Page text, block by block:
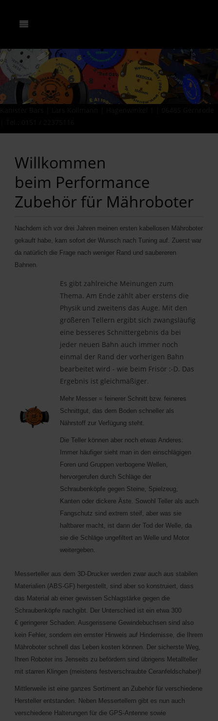
Willkommen
beim Performance
Zubehör für Mähroboter
Nachdem ich vor drei Jahren meinen ersten kabellosen Mähroboter
gekauft habe, kam sofort der Wunsch nach Tuning auf. Zuerst war
da natürlich die Frage nach weniger Rand und saubereren
Bahnen.
Es gibt zahlreiche Meinungen zum
Thema. Am Ende zählt aber erstens die
Physik und zweitens das Auge. Mit den
größeren Tellern ergibt sich zwangsläufig
eine besseres Schnittergebnis da bei
jeder neuen Bahn auch immer noch
einmal der Rand der vorherigen Bahn
bearbeitet wird - wie beim Frisör :-D. Das
Ergebnis ist gleichmäßiger.
Mehr Messer = feinerer Schnitt bzw. feineres
Schnittgut, das dem Boden schneller als
Nährstoff zur Verfügung steht.
Die Teller können aber noch etwas Anderes:
Immer häufiger sieht man in den einschlägigen
Foren und Gruppen verbogene Wellen,
hervorgerufen durch Schläge der
Schraubenköpfe gegen Steine, Spielzeug,
Kanten oder dickere Äste. Sowohl Teller als auch
Fangschutz sind extrem steif, aber was sie
haltbarer macht, ist dann der Tod der Welle, da
sie die Schläge ungefiltert an Welle und Motor
weitergeben.
Messerteller aus dem 3D-Drucker werden zwar auch aus stabilen
Materialien (ABS-GF) hergestellt, sind aber so konstruiert, dass
das Material ab einer gewissen Schlagstärke gegen die
Schraubenköpfe nachgibt. Der Unterschied ist ein etwa 300
€ geringerer Schaden. Ausgerissene Gewindebuchsen sind also
kein Fehler, sondern ein ernster Hinweis auf Hindernisse, die Ihrem
Mähroboter schnell das Leben kosten können. Der sicherste Weg,
Ihren Roboter ins Jenseits zu befördern sind übrigens Metallteller
mit starren Klingen (meistens festverschraubte Ceranfeldschaber)!
Mittlerweile ist eine ganzes Sortiment an Zubehör für verschiedene
Hersteller entstanden. Neben Messertellern gibt es nun auch
verschiedene Halterungen für die GPS-Antenne sowie